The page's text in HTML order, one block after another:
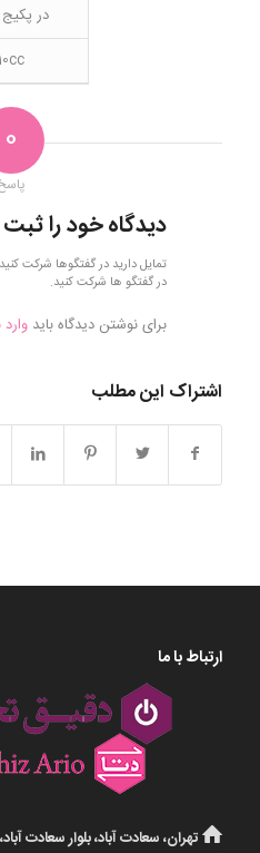
در
0
دیدگاه خود را
تمایل دارید در گفتگوها شرکت
در گفتگو ها شرکت کنید.
برای نوشتن دیدگاه باید
اشتراک این مطلب
ارتباط با ما
تهران، سعادت آباد، بلوار سعادت آباد، خیابان ۳۴ ام،